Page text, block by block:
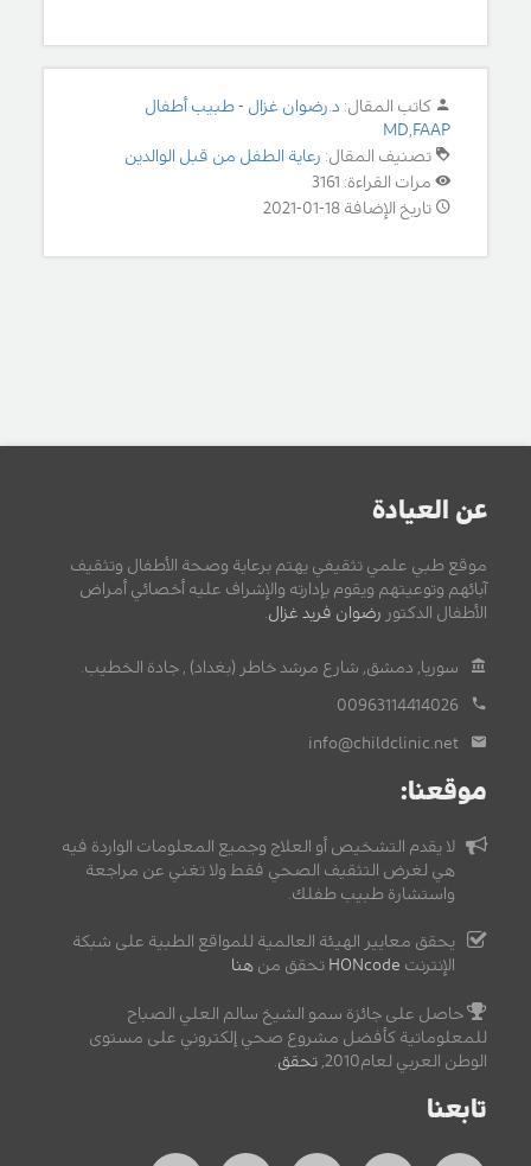
كاتب المقال: د.رضوان غزال - طبيب أطفال
MD,FAAP
تصنيف المقال: رعاية الطفل من قبل الوالدين
مرات القراءة: 3161
تاريخ الإضافة 18-01-2021
عن العيادة
موقع طبي علمي تثقيفي يهتم برعاية وصحة الأطفال وتثقيف
آبائهم وتوعيتهم ويقوم بإدارته والإشراف عليه أخصائي أمراض
الأطفال الدكتور رضوان فريد غزال
سوريا, دمشق, شارع مرشد خاطر (بغداد) , جادة الخطيب.
00963114414026
info@childclinic.net
موقعنا:
لا يقدم التشخيص أو العلاج وجميع المعلومات الواردة فيه
هي لغرض التثقيف الصحي فقط ولا تغني عن مراجعة
واستشارة طبيب طفلك.
يحقق معايير الهيئة العالمية للمواقع الطبية على شبكة
الإنترنت HONcode تحقق من هنا
حاصل على جائزة سمو الشيخ سالم العلي الصباح
للمعلوماتية كأفضل مشروع صحي إلكتروني على مستوى
الوطن العربي لعام2010,
تحقق
تابعنا